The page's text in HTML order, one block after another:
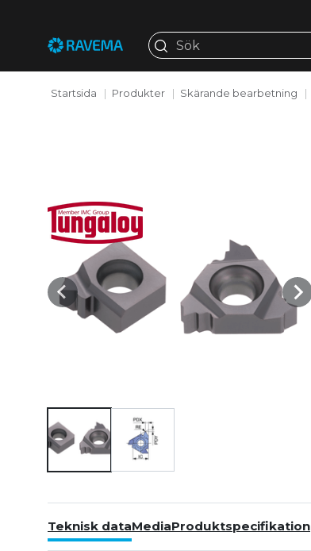
Startsida Produkter Skärande bearbetning
Teknisk dataMediaProduktspecifikation